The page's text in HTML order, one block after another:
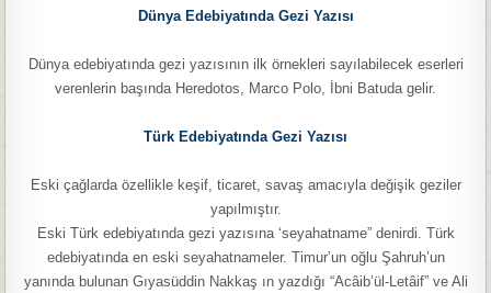
Dünya Edebiyatında Gezi Yazısı
Dünya edebiyatında gezi yazısının ilk örnekleri sayılabilecek eserleri
verenlerin başında Heredotos, Marco Polo, İbni Batuda gelir.
Türk Edebiyatında Gezi Yazısı
Eski çağlarda özellikle keşif, ticaret, savaş amacıyla değişik geziler
yapılmıştır.
Eski Türk edebiyatında gezi yazısına ‘seyahatname” denirdi. Türk
edebiyatında en eski seyahatnameler. Timur’un oğlu Şahruh’un
yanında bulunan Gıyasüddin Nakkaş ın yazdığı “Acâib’ül-Letâif” ve Ali